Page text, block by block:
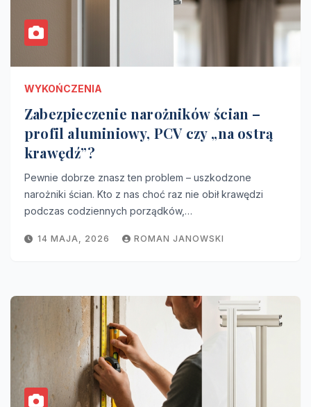
WYKOŃCZENIA
Zabezpieczenie narożników ścian –
profil aluminiowy, PCV czy „na ostrą
krawędź”?
Pewnie dobrze znasz ten problem – uszkodzone
narożniki ścian. Kto z nas choć raz nie obił krawędzi
podczas codziennych porządków,…
14 MAJA, 2026 ROMAN JANOWSKI